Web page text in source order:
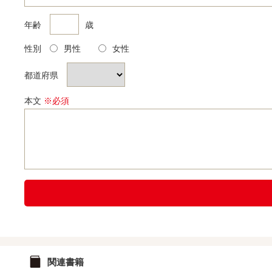
年齢 歳
性別 男性 女性
都道府県
本文 ※必須
関連書籍